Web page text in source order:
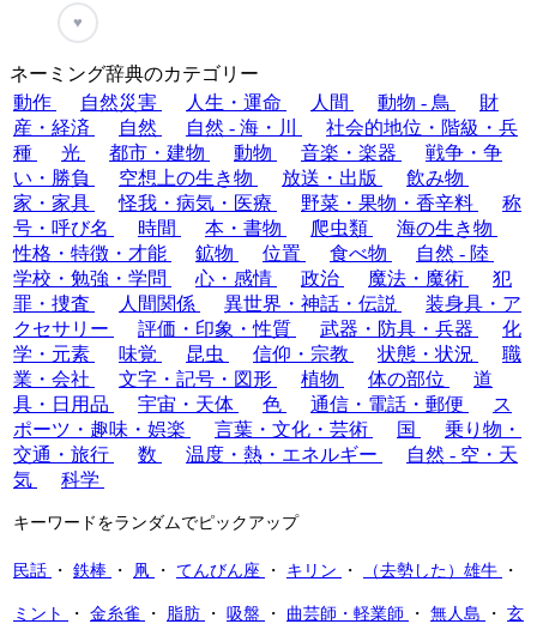
♥
ネーミング辞典のカテゴリー
動作
自然災害 人生・運命 人間 動物 - 鳥
財
産・経済
自然 自然 - 海・川
社会的地位・階級・兵
種
光 都市・建物 動物 音楽・楽器
戦争・争
い・勝負
空想上の生き物 放送・出版
飲み物
家・家具
怪我・病気・医療 野菜・果物・香辛料
称
号・呼び名
時間 本・書物 爬虫類
海の生き物
性格・特徴・才能
鉱物 位置 食べ物
自然 - 陸
学校・勉強・学問
心・感情 政治 魔法・魔術
犯
罪・捜査
人間関係 異世界・神話・伝説
装身具・ア
クセサリー
評価・印象・性質 武器・防具・兵器
化
学・元素
味覚 昆虫 信仰・宗教 状態・状況
職
業・会社
文字・記号・図形 植物 体の部位
道
具・日用品
宇宙・天体 色 通信・電話・郵便
ス
ポーツ・趣味・娯楽
言葉・文化・芸術 国
乗り物・
交通・旅行
数 温度・熱・エネルギー
自然 - 空・天
気
科学
キーワードをランダムでピックアップ
民話 ・ 鉄棒 ・ 凧 ・ てんびん座 ・ キリン ・ （去勢した）雄牛 ・
ミント ・ 金糸雀 ・ 脂肪 ・ 吸盤 ・ 曲芸師・軽業師 ・ 無人島 ・ 玄